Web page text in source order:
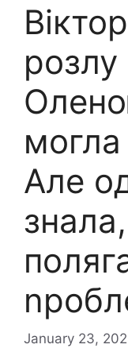
розлу
могла
Але
January 23,